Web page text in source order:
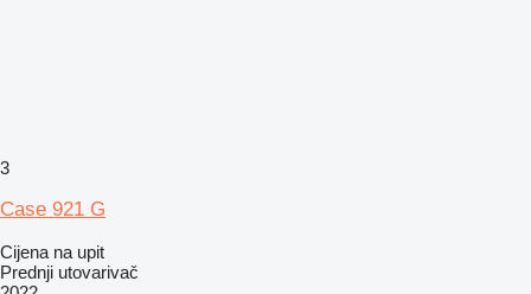
3
Case 921 G
Cijena na upit
Prednji utovarivač